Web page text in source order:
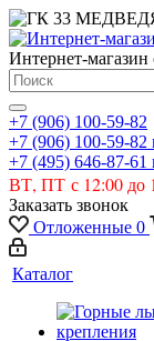
Интернет-
+7 (906) 100-59-82
+7 (906) 100-59-82
+7 (495) 646-87-61
ВТ, ПТ с 12:00 до
Заказать звонок
Отложенные 0
Каталог